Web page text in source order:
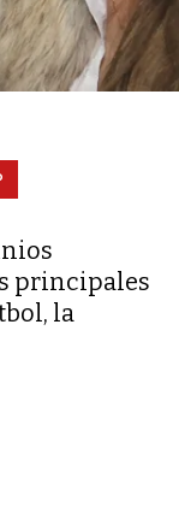
principales
la